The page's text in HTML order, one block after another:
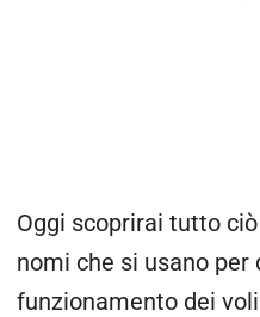
Oggi scoprirai tutto ciò
nomi che si usano per
funzionamento dei